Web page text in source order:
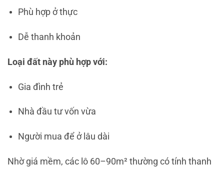
Phù hợp ở thực
Dễ thanh khoản
Loại đất này phù hợp với:
Gia đình trẻ
Nhà đầu tư vốn vừa
Người mua để ở lâu dài
Nhờ giá mềm, các lô 60–90m² thường có tính thanh